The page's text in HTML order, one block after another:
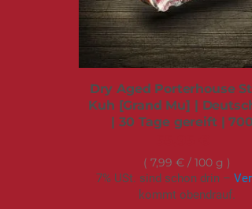
Dry Aged Porterhouse
Kuh [Grand Mu] |
| 30 Tage gereift |
7,99 €/ 100 g
7% USt. sind schon drin –
kommt obendrauf.